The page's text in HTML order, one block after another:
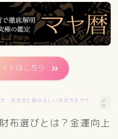
トはこちら
・生き方】自分らしい生き方をデザ P
R
布選びとは？金運向上